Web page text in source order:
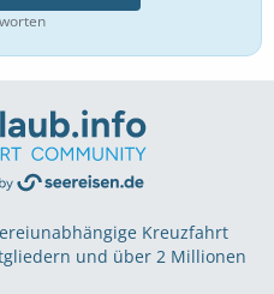
Kreuzfahrt
und über 2 Millionen